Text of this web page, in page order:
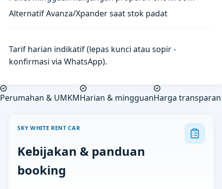
Alternatif Avanza/Xpander saat stok padat
Tarif harian indikatif (lepas kunci atau sopir -
konfirmasi via WhatsApp).
Perumahan & UMKMHarian & mingguanHarga transparan
SKY WHITE RENT CAR
Kebijakan & panduan
booking